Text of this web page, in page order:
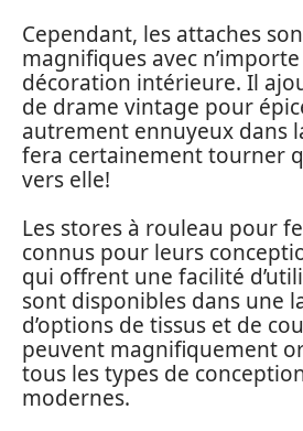
Cependant, les attaches
magnifiques avec
décoration intérieure. Il
de drame vintage pour
autrement ennuyeux dans
fera certainement tourner
vers elle!
Les stores à rouleau pour
connus pour leurs
qui offrent une facilité
sont disponibles dans une
d’options de tissus et de
peuvent magnifiquement
tous les types de
modernes.